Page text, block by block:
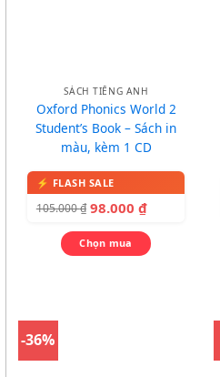
SÁCH TIẾNG ANH
Oxford Phonics World 2
Student’s Book – Sách in
màu, kèm 1 CD
105.000₫ 98.000 ₫
Chọn mua
-36%